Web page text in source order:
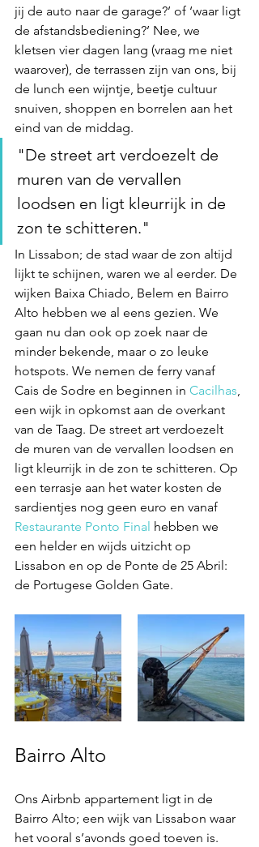
jij de auto naar de garage?’ of ‘waar ligt
de afstandsbediening?’ Nee, we
kletsen vier dagen lang (vraag me niet
waarover), de terrassen zijn van ons, bij
de lunch een wijntje, beetje cultuur
snuiven, shoppen en borrelen aan het
eind van de middag.
"De street art verdoezelt de
muren van de vervallen
loodsen en ligt kleurrijk in de
zon te schitteren."
In Lissabon; de stad waar de zon altijd
lijkt te schijnen, waren we al eerder. De
wijken Baixa Chiado, Belem en Bairro
Alto hebben we al eens gezien. We
gaan nu dan ook op zoek naar de
minder bekende, maar o zo leuke
hotspots. We nemen de ferry vanaf
Cais de Sodre en beginnen in Cacilhas,
een wijk in opkomst aan de overkant
van de Taag. De street art verdoezelt
de muren van de vervallen loodsen en
ligt kleurrijk in de zon te schitteren. Op
een terrasje aan het water kosten de
sardientjes nog geen euro en vanaf
Restaurante Ponto Final hebben we
een helder en wijds uitzicht op
Lissabon en op de Ponte de 25 Abril:
de Portugese Golden Gate.
Bairro Alto
Ons Airbnb appartement ligt in de
Bairro Alto; een wijk van Lissabon waar
het vooral s’avonds goed toeven is.